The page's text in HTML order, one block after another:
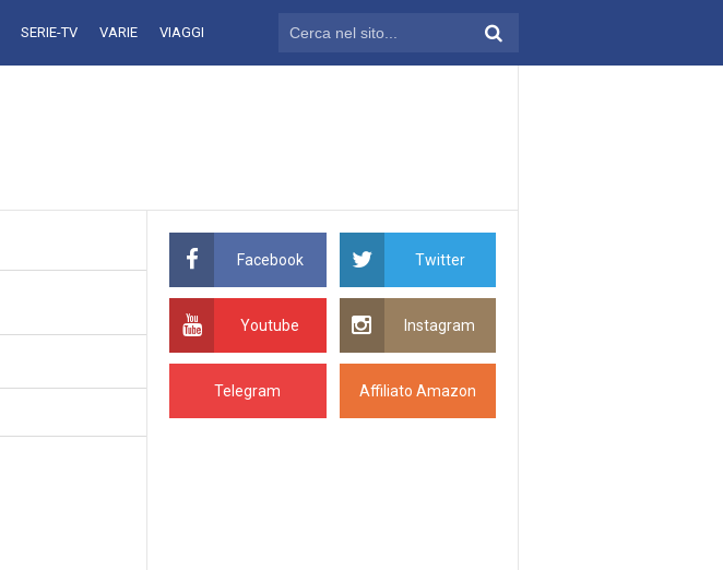
SERIE-TV VARIE VIAGGI
Facebook Twitter
Youtube Instagram
Telegram Affiliato Amazon